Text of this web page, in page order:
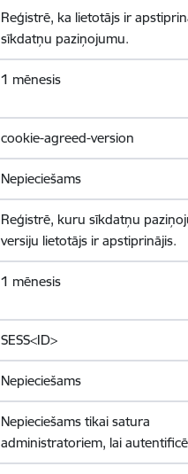
Reģistrē, ka lietotājs ir
sīkdatņu paziņojumu.
1 mēnesis
cookie-agreed-version
Nepieciešams
Reģistrē, kuru sīkdatņu
versiju lietotājs ir apstiprinājis.
1 mēnesis
SESS<ID>
Nepieciešams
Nepieciešams tikai satura
administratoriem, lai